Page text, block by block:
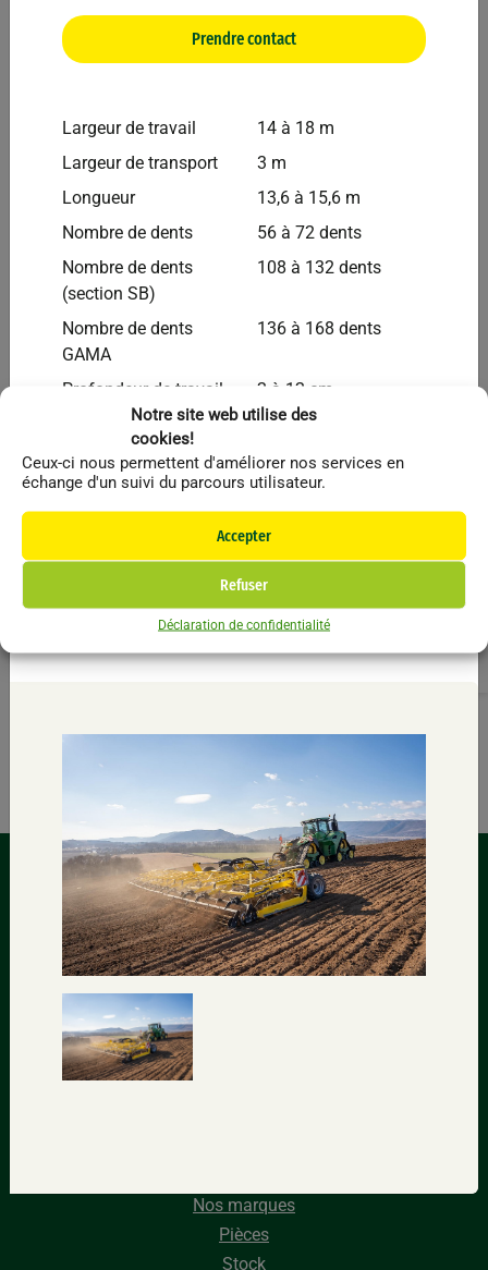
Notre site web utilise des
cookies!
Ceux-ci nous permettent d'améliorer nos services en
échange d'un suivi du parcours utilisateur.
Accepter
Refuser
Déclaration de confidentialité
Bednar
Déchaumeur Cultivateur BEDNAR FENIX FN3000
Déchaumeur Cultivateur BEDNAR FENIX FN3000
Prendre contact
Largeur de travail
14 à 18 m
Largeur de transport
3 m
Longueur
13,6 à 15,6 m
Nombre de dents
56 à 72 dents
Nombre de dents
(section SB)
108 à 132 dents
Nombre de dents
GAMA
136 à 168 dents
Profondeur de travail
2 à 12 cm
Puissance
recommandée
400 à 620 ch
Poids 14250 à 16750 kg
Contactez-nous
Sur la Forêt, 16 – 5340 SORÉE (Belgique)
+32(0)83/67.72.33
+32(0)83/67.02.20
Nos marques
Pièces
Stock